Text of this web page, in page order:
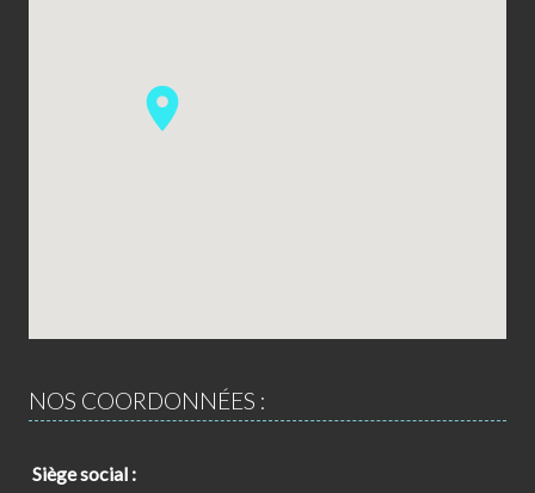
NOS COORDONNÉES :
Siège social :